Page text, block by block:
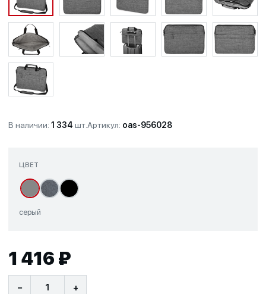
В наличии: 1 334 шт.Артикул: oas-956028
ЦВЕТ
серый
1 416 ₽
− +